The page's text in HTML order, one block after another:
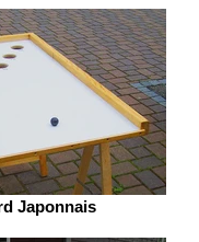
Japonnais